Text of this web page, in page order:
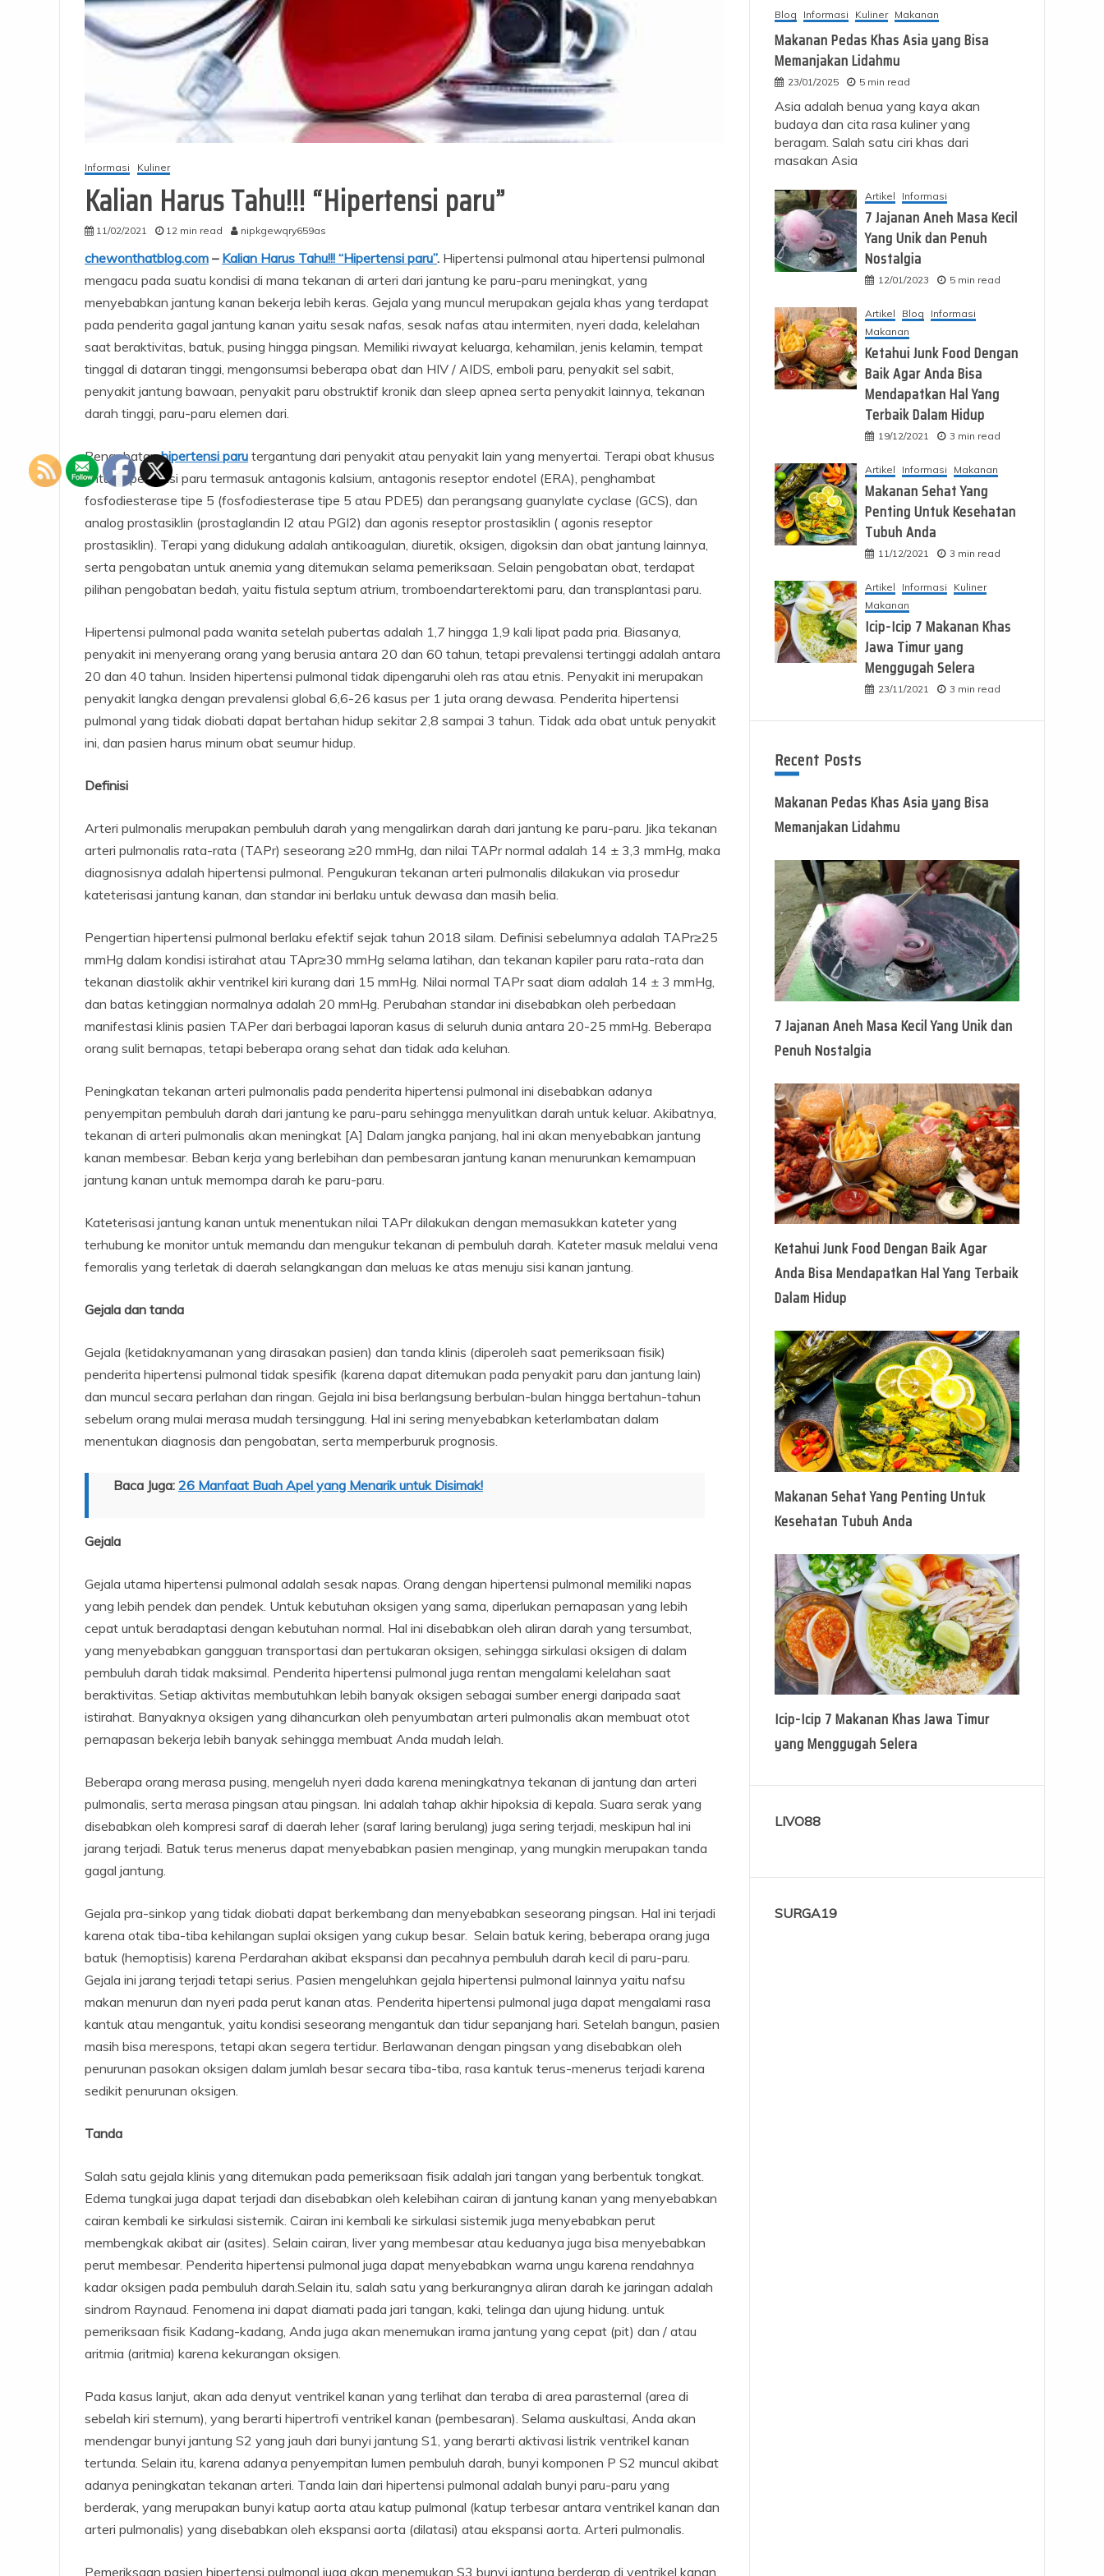
Informasi Kuliner
Kalian Harus Tahu!!! “Hipertensi paru”
11/02/2021 12 min read nipkgewqry659as
chewonthatblog.com – Kalian Harus Tahu!!! “Hipertensi paru”. Hipertensi pulmonal atau hipertensi pulmonal
mengacu pada suatu kondisi di mana tekanan di arteri dari jantung ke paru-paru meningkat, yang
menyebabkan jantung kanan bekerja lebih keras. Gejala yang muncul merupakan gejala khas yang terdapat
pada penderita gagal jantung kanan yaitu sesak nafas, sesak nafas atau intermiten, nyeri dada, kelelahan
saat beraktivitas, batuk, pusing hingga pingsan. Memiliki riwayat keluarga, kehamilan, jenis kelamin, tempat
tinggal di dataran tinggi, mengonsumsi beberapa obat dan HIV / AIDS, emboli paru, penyakit sel sabit,
penyakit jantung bawaan, penyakit paru obstruktif kronik dan sleep apnea serta penyakit lainnya, tekanan
darah tinggi, paru-paru elemen dari.
Pengobatanhipertensi paru tergantung dari penyakit atau penyakit lain yang menyertai. Terapi obat khusus
untuk hipertensi paru termasuk antagonis kalsium, antagonis reseptor endotel (ERA), penghambat
fosfodiesterase tipe 5 (fosfodiesterase tipe 5 atau PDE5) dan perangsang guanylate cyclase (GCS), dan
analog prostasiklin (prostaglandin I2 atau PGI2) dan agonis reseptor prostasiklin ( agonis reseptor
prostasiklin). Terapi yang didukung adalah antikoagulan, diuretik, oksigen, digoksin dan obat jantung lainnya,
serta pengobatan untuk anemia yang ditemukan selama pemeriksaan. Selain pengobatan obat, terdapat
pilihan pengobatan bedah, yaitu fistula septum atrium, tromboendarterektomi paru, dan transplantasi paru.
Hipertensi pulmonal pada wanita setelah pubertas adalah 1,7 hingga 1,9 kali lipat pada pria. Biasanya,
penyakit ini menyerang orang yang berusia antara 20 dan 60 tahun, tetapi prevalensi tertinggi adalah antara
20 dan 40 tahun. Insiden hipertensi pulmonal tidak dipengaruhi oleh ras atau etnis. Penyakit ini merupakan
penyakit langka dengan prevalensi global 6,6-26 kasus per 1 juta orang dewasa. Penderita hipertensi
pulmonal yang tidak diobati dapat bertahan hidup sekitar 2,8 sampai 3 tahun. Tidak ada obat untuk penyakit
ini, dan pasien harus minum obat seumur hidup.
Definisi
Arteri pulmonalis merupakan pembuluh darah yang mengalirkan darah dari jantung ke paru-paru. Jika tekanan
arteri pulmonalis rata-rata (TAPr) seseorang ≥20 mmHg, dan nilai TAPr normal adalah 14 ± 3,3 mmHg, maka
diagnosisnya adalah hipertensi pulmonal. Pengukuran tekanan arteri pulmonalis dilakukan via prosedur
kateterisasi jantung kanan, dan standar ini berlaku untuk dewasa dan masih belia.
Pengertian hipertensi pulmonal berlaku efektif sejak tahun 2018 silam. Definisi sebelumnya adalah TAPr≥25
mmHg dalam kondisi istirahat atau TApr≥30 mmHg selama latihan, dan tekanan kapiler paru rata-rata dan
tekanan diastolik akhir ventrikel kiri kurang dari 15 mmHg. Nilai normal TAPr saat diam adalah 14 ± 3 mmHg,
dan batas ketinggian normalnya adalah 20 mmHg. Perubahan standar ini disebabkan oleh perbedaan
manifestasi klinis pasien TAPer dari berbagai laporan kasus di seluruh dunia antara 20-25 mmHg. Beberapa
orang sulit bernapas, tetapi beberapa orang sehat dan tidak ada keluhan.
Peningkatan tekanan arteri pulmonalis pada penderita hipertensi pulmonal ini disebabkan adanya
penyempitan pembuluh darah dari jantung ke paru-paru sehingga menyulitkan darah untuk keluar. Akibatnya,
tekanan di arteri pulmonalis akan meningkat [A] Dalam jangka panjang, hal ini akan menyebabkan jantung
kanan membesar. Beban kerja yang berlebihan dan pembesaran jantung kanan menurunkan kemampuan
jantung kanan untuk memompa darah ke paru-paru.
Kateterisasi jantung kanan untuk menentukan nilai TAPr dilakukan dengan memasukkan kateter yang
terhubung ke monitor untuk memandu dan mengukur tekanan di pembuluh darah. Kateter masuk melalui vena
femoralis yang terletak di daerah selangkangan dan meluas ke atas menuju sisi kanan jantung.
Gejala dan tanda
Gejala (ketidaknyamanan yang dirasakan pasien) dan tanda klinis (diperoleh saat pemeriksaan fisik)
penderita hipertensi pulmonal tidak spesifik (karena dapat ditemukan pada penyakit paru dan jantung lain)
dan muncul secara perlahan dan ringan. Gejala ini bisa berlangsung berbulan-bulan hingga bertahun-tahun
sebelum orang mulai merasa mudah tersinggung. Hal ini sering menyebabkan keterlambatan dalam
menentukan diagnosis dan pengobatan, serta memperburuk prognosis.
Baca Juga: 26 Manfaat Buah Apel yang Menarik untuk Disimak!
Gejala
Gejala utama hipertensi pulmonal adalah sesak napas. Orang dengan hipertensi pulmonal memiliki napas
yang lebih pendek dan pendek. Untuk kebutuhan oksigen yang sama, diperlukan pernapasan yang lebih
cepat untuk beradaptasi dengan kebutuhan normal. Hal ini disebabkan oleh aliran darah yang tersumbat,
yang menyebabkan gangguan transportasi dan pertukaran oksigen, sehingga sirkulasi oksigen di dalam
pembuluh darah tidak maksimal. Penderita hipertensi pulmonal juga rentan mengalami kelelahan saat
beraktivitas. Setiap aktivitas membutuhkan lebih banyak oksigen sebagai sumber energi daripada saat
istirahat. Banyaknya oksigen yang dihancurkan oleh penyumbatan arteri pulmonalis akan membuat otot
pernapasan bekerja lebih banyak sehingga membuat Anda mudah lelah.
Beberapa orang merasa pusing, mengeluh nyeri dada karena meningkatnya tekanan di jantung dan arteri
pulmonalis, serta merasa pingsan atau pingsan. Ini adalah tahap akhir hipoksia di kepala. Suara serak yang
disebabkan oleh kompresi saraf di daerah leher (saraf laring berulang) juga sering terjadi, meskipun hal ini
jarang terjadi. Batuk terus menerus dapat menyebabkan pasien menginap, yang mungkin merupakan tanda
gagal jantung.
Gejala pra-sinkop yang tidak diobati dapat berkembang dan menyebabkan seseorang pingsan. Hal ini terjadi
karena otak tiba-tiba kehilangan suplai oksigen yang cukup besar. Selain batuk kering, beberapa orang juga
batuk (hemoptisis) karena Perdarahan akibat ekspansi dan pecahnya pembuluh darah kecil di paru-paru.
Gejala ini jarang terjadi tetapi serius. Pasien mengeluhkan gejala hipertensi pulmonal lainnya yaitu nafsu
makan menurun dan nyeri pada perut kanan atas. Penderita hipertensi pulmonal juga dapat mengalami rasa
kantuk atau mengantuk, yaitu kondisi seseorang mengantuk dan tidur sepanjang hari. Setelah bangun, pasien
masih bisa merespons, tetapi akan segera tertidur. Berlawanan dengan pingsan yang disebabkan oleh
penurunan pasokan oksigen dalam jumlah besar secara tiba-tiba, rasa kantuk terus-menerus terjadi karena
sedikit penurunan oksigen.
Tanda
Salah satu gejala klinis yang ditemukan pada pemeriksaan fisik adalah jari tangan yang berbentuk tongkat.
Edema tungkai juga dapat terjadi dan disebabkan oleh kelebihan cairan di jantung kanan yang menyebabkan
cairan kembali ke sirkulasi sistemik. Cairan ini kembali ke sirkulasi sistemik juga menyebabkan perut
membengkak akibat air (asites). Selain cairan, liver yang membesar atau keduanya juga bisa menyebabkan
perut membesar. Penderita hipertensi pulmonal juga dapat menyebabkan warna ungu karena rendahnya
kadar oksigen pada pembuluh darah.Selain itu, salah satu yang berkurangnya aliran darah ke jaringan adalah
sindrom Raynaud. Fenomena ini dapat diamati pada jari tangan, kaki, telinga dan ujung hidung. untuk
pemeriksaan fisik Kadang-kadang, Anda juga akan menemukan irama jantung yang cepat (pit) dan / atau
aritmia (aritmia) karena kekurangan oksigen.
Pada kasus lanjut, akan ada denyut ventrikel kanan yang terlihat dan teraba di area parasternal (area di
sebelah kiri sternum), yang berarti hipertrofi ventrikel kanan (pembesaran). Selama auskultasi, Anda akan
mendengar bunyi jantung S2 yang jauh dari bunyi jantung S1, yang berarti aktivasi listrik ventrikel kanan
tertunda. Selain itu, karena adanya penyempitan lumen pembuluh darah, bunyi komponen P S2 muncul akibat
adanya peningkatan tekanan arteri. Tanda lain dari hipertensi pulmonal adalah bunyi paru-paru yang
berderak, yang merupakan bunyi katup aorta atau katup pulmonal (katup terbesar antara ventrikel kanan dan
arteri pulmonalis) yang disebabkan oleh ekspansi aorta (dilatasi) atau ekspansi aorta. Arteri pulmonalis.
Pemeriksaan pasien hipertensi pulmonal juga akan menemukan S3 bunyi jantung berderap di ventrikel kanan.
Blog Informasi Kuliner Makanan
Makanan Pedas Khas Asia yang Bisa
Memanjakan Lidahmu
23/01/2025 5 min read
Asia adalah benua yang kaya akan
budaya dan cita rasa kuliner yang
beragam. Salah satu ciri khas dari
masakan Asia
Artikel Informasi
7 Jajanan Aneh Masa Kecil
Yang Unik dan Penuh
Nostalgia
12/01/2023 5 min read
Artikel Blog
Informasi
Makanan
Ketahui Junk Food Dengan
Baik Agar Anda Bisa
Mendapatkan Hal Yang
Terbaik Dalam Hidup
19/12/2021 3 min read
Artikel Informasi Makanan
Makanan Sehat Yang
Penting Untuk Kesehatan
Tubuh Anda
11/12/2021 3 min read
Artikel Informasi
Kuliner
Makanan
Icip-Icip 7 Makanan Khas
Jawa Timur yang
Menggugah Selera
23/11/2021 3 min read
Recent Posts
Makanan Pedas Khas Asia yang Bisa
Memanjakan Lidahmu
7 Jajanan Aneh Masa Kecil Yang Unik dan
Penuh Nostalgia
Ketahui Junk Food Dengan Baik Agar
Anda Bisa Mendapatkan Hal Yang Terbaik
Dalam Hidup
Makanan Sehat Yang Penting Untuk
Kesehatan Tubuh Anda
Icip-Icip 7 Makanan Khas Jawa Timur
yang Menggugah Selera
LIVO88
SURGA19